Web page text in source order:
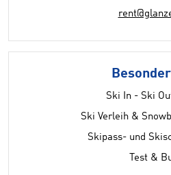
Ski In - Ski
Ski Verleih &
Skipass- und
Test &